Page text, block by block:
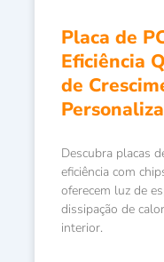
Placa de
Eficiência
de
Descubra placas
eficiência com
oferecem luz de
dissipação de
interior.